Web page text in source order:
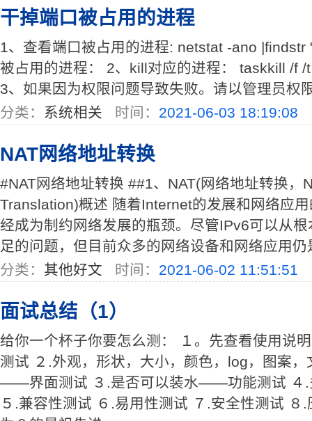
干掉端口被占用的进程
1、查看端口被占用的进程: netstat -ano |findstr
被占用的进程： 2、kill对应的进程： taskkill /f
3、如果因为权限问题导致失败。请以管理员权
分类： 系统相关 时间： 2021-06-03 18:19:08
NAT网络地址转换
#NAT网络地址转换 ##1、NAT(网络地址转换，
Translation)概述 随着Internet的发展和网络应
经成为制约网络发展的瓶颈。尽管IPv6可以从
足的问题，但目前众多的网络设备和网络应用
分类： 其他好文 时间： 2021-06-02 11:51:51
面试总结（1）
给你一个杯子你要怎么测： １。先查看使用说
测试 ２.外观，形状，大小，颜色，log，图案
——界面测试 ３.是否可以装水——功能测试 ４
５.兼容性测试 ６.易用性测试 ７.安全性测试 ８